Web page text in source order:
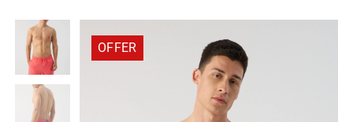
Αγόρι
Κορίτσι
OFFER